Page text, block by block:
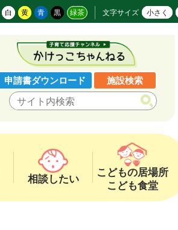
白 黄 青 黒 緑茶 文字サイズ 小さく
申請書ダウンロード 施設検索
相談したい
こどもの居場所
こども食堂